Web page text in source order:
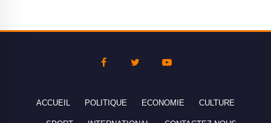
ACCUEIL POLITIQUE ECONOMIE CULTURE